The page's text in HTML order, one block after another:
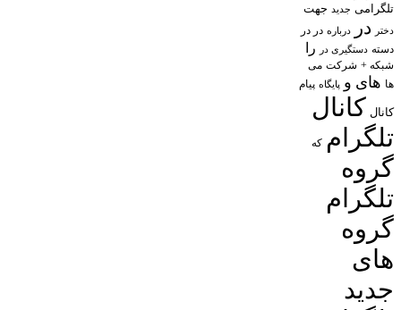
تلگرامی جدید جهت
دختر در درباره در در
دسته دستگیری در را
شبکه + شرکت می
ها های و پایگاه پیام
کانال کانال
تلگرام که
گروه
تلگرام
گروه
های
جدید